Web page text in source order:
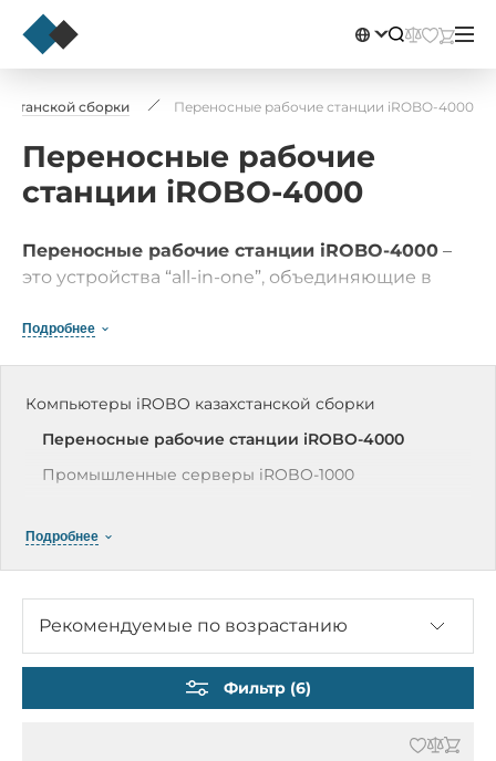
сборки Переносные рабочие станции iROBO-4000
Переносные рабочие
станции iROBO-4000
Переносные рабочие станции iROBO-4000 –
это устройства “all-in-one”, объединяющие в
дисплей, клавиатуру и тачпад.
Подробнее
Компьютеры iROBO казахстанской сборки
Переносные рабочие станции iROBO-4000
Промышленные серверы iROBO-1000
Промышленные компьютеры iROBO-2000
Панельные компьютеры iROBO-5000
Встраиваемые безвентиляторные компьютеры
Ноутбуки iROBO-7000
Подробнее
Рекомендуемые по возрастанию
Фильтр (6)